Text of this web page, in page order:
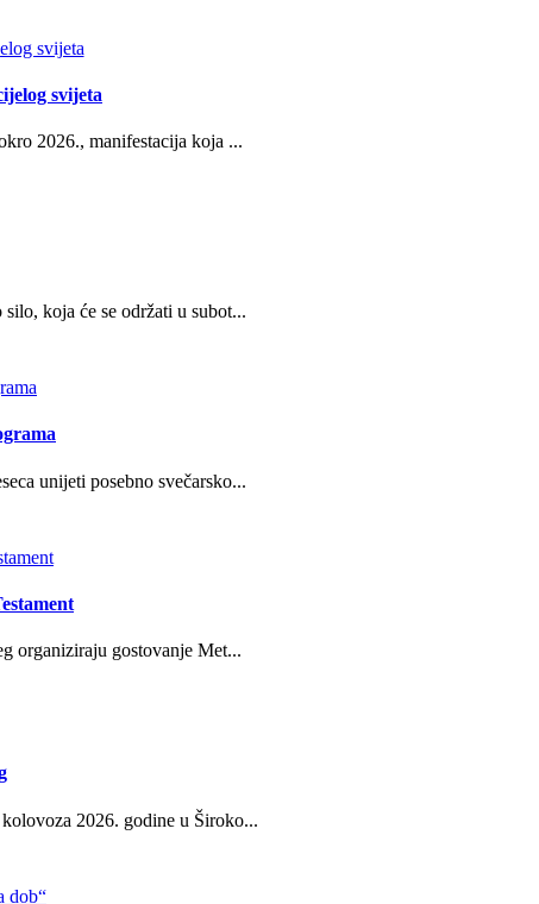
svijeta
2026., manifestacija koja ...
koja će se održati u subot...
unijeti posebno svečarsko...
organiziraju gostovanje Met...
2026. godine u Široko...